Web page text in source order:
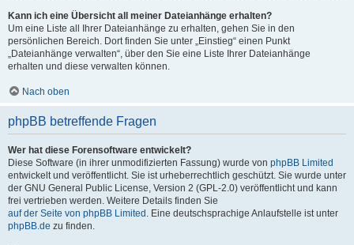
Kann ich eine Übersicht all meiner Dateianhänge erhalten?
Um eine Liste all Ihrer Dateianhänge zu erhalten, gehen Sie in den
persönlichen Bereich. Dort finden Sie unter „Einstieg“ einen Punkt
„Dateianhänge verwalten“, über den Sie eine Liste Ihrer Dateianhänge
erhalten und diese verwalten können.
Nach oben
phpBB betreffende Fragen
Wer hat diese Forensoftware entwickelt?
Diese Software (in ihrer unmodifizierten Fassung) wurde von phpBB Limited
entwickelt und veröffentlicht. Sie ist urheberrechtlich geschützt. Sie wurde unter
der GNU General Public License, Version 2 (GPL-2.0) veröffentlicht und kann
frei vertrieben werden. Weitere Details finden Sie
auf der Seite von phpBB Limited . Eine deutschsprachige Anlaufstelle ist unter
phpBB.de zu finden.